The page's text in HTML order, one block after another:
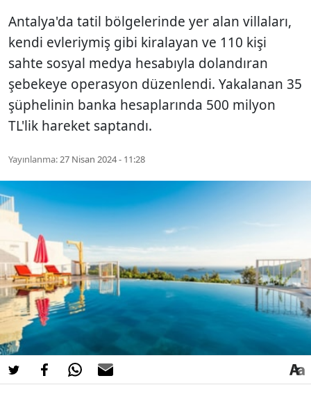
Antalya'da tatil bölgelerinde yer alan villaları,
kendi evleriymiş gibi kiralayan ve 110 kişi
sahte sosyal medya hesabıyla dolandıran
şebekeye operasyon düzenlendi. Yakalanan 35
şüphelinin banka hesaplarında 500 milyon
TL'lik hareket saptandı.
Yayınlanma:27 Nisan 2024 - 11:28